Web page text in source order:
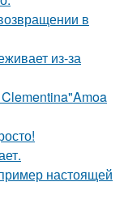
в
из-за
настоящей